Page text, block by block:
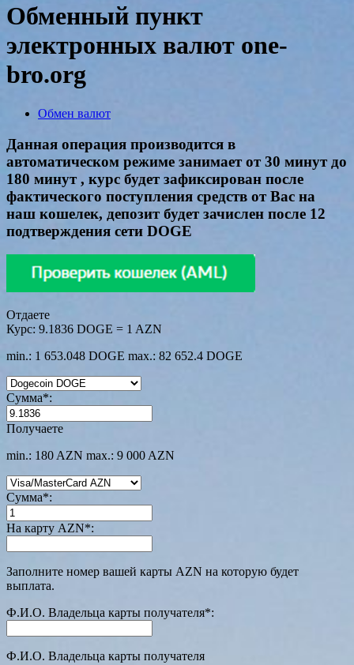
Обменный пункт
электронных валют one-
bro.org
Обмен валют
Данная операция производится в
автоматическом режиме занимает от 30 минут до
180 минут , курс будет зафиксирован после
фактического поступления средств от Вас на
наш кошелек, депозит будет зачислен после 12
подтверждения сети DOGE
Отдаете
Курс: 9.1836 DOGE = 1 AZN
min.: 1 653.048 DOGE max.: 82 652.4 DOGE
Сумма*:
Получаете
min.: 180 AZN max.: 9 000 AZN
Сумма*:
На карту AZN*:
Заполните номер вашей карты AZN на которую будет
выплата.
Ф.И.О. Владельца карты получателя*:
Ф.И.О. Владельца карты получателя